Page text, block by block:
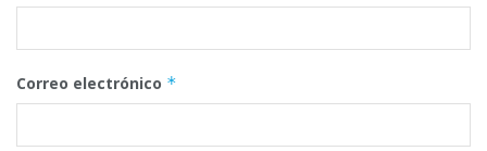
Correo electrónico *